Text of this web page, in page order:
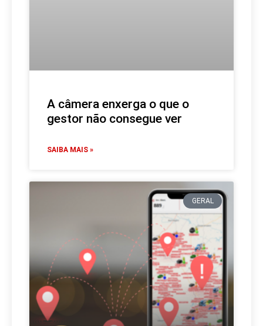
A câmera enxerga o que o
gestor não consegue ver
SAIBA MAIS »
GERAL